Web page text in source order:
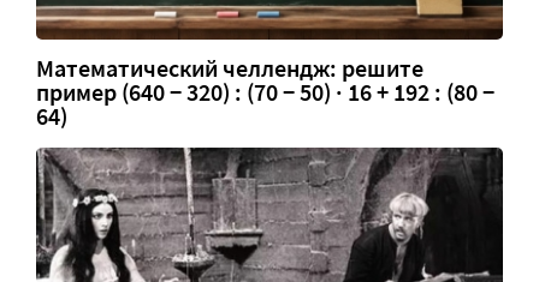
Математический челлендж: решите
пример (640 − 320) : (70 − 50) · 16 + 192 : (80 −
64)